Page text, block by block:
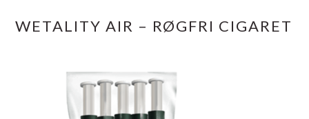
WETALITY AIR – RØGFRI CIGARET